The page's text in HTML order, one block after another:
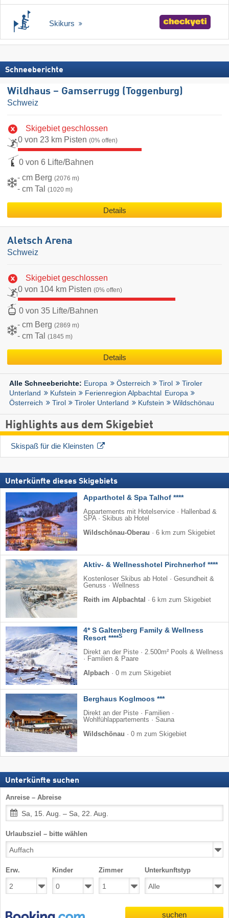
Skikurs
Schneeberichte
Wildhaus – Gamserrugg (Toggenburg)
Schweiz
Skigebiet geschlossen
0 von 23 km Pisten (0% offen)
0 von 6 Lifte/Bahnen
- cm Berg (2076 m)
- cm Tal (1020 m)
Details
Aletsch Arena
Schweiz
Skigebiet geschlossen
0 von 104 km Pisten (0% offen)
0 von 35 Lifte/Bahnen
- cm Berg (2869 m)
- cm Tal (1845 m)
Details
Alle Schneeberichte: Europa Österreich Tirol
Tiroler
Unterland
Kufstein Ferienregion Alpbachtal Europa
Österreich
Tirol Tiroler Unterland Kufstein Wildschönau
Highlights aus dem Skigebiet
Skispaß für die Kleinsten
Unterkünfte dieses Skigebiets
Apparthotel & Spa Talhof ****
Appartements mit Hotelservice · Hallenbad &
SPA · Skibus ab Hotel
Wildschönau-Oberau · 6 km zum Skigebiet
Aktiv- & Wellnesshotel Pirchnerhof ****
Kostenloser Skibus ab Hotel · Gesundheit &
Genuss · Wellness
Reith im Alpbachtal · 6 km zum Skigebiet
4* S Galtenberg Family & Wellness
Resort ****S
Direkt an der Piste · 2.500m² Pools & Wellness
· Familien & Paare
Alpbach · 0 m zum Skigebiet
Berghaus Koglmoos ***
Direkt an der Piste · Familien ·
Wohlfühlappartements · Sauna
Wildschönau · 0 m zum Skigebiet
Unterkünfte suchen
Anreise – Abreise
Sa, 15. Aug. – Sa, 22. Aug.
Urlaubsziel – bitte wählen
Erw. Kinder Zimmer Unterkunftstyp
suchen